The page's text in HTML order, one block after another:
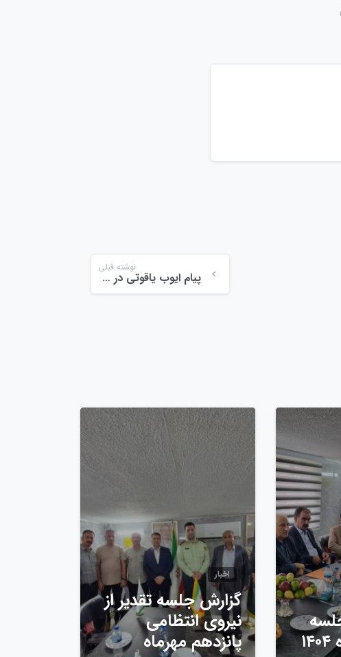
نوشته قبلی
پیام ایوب یاقوتی در دوران جنگ دوازده روزه
اخبار
گزارش جلسه تقدیر از
نیروی انتظامی
پانزدهم مهرماه